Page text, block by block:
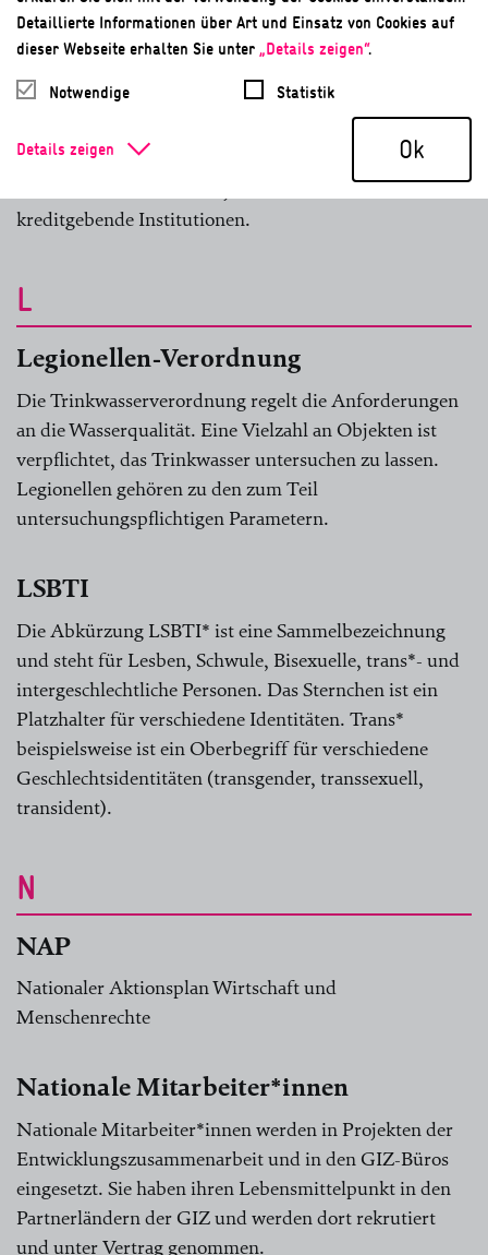
K
Im Finanzwesen die gemeinsame Mitfinanzierung einer
Investition oder eines Projekts durch mindestens zwei
kreditgebende Institutionen.
L
Legionellen-Verordnung
Die Trinkwasserverordnung regelt die Anforderungen
an die Wasserqualität. Eine Vielzahl an Objekten ist
verpflichtet, das Trinkwasser untersuchen zu lassen.
Legionellen gehören zu den zum Teil
untersuchungspflichtigen Parametern.
LSBTI
Die Abkürzung LSBTI* ist eine Sammelbezeichnung
und steht für Lesben, Schwule, Bisexuelle, trans*- und
intergeschlechtliche Personen. Das Sternchen ist ein
Platzhalter für verschiedene Identitäten. Trans*
beispielsweise ist ein Oberbegriff für verschiedene
Geschlechtsidentitäten (transgender, transsexuell,
transident).
N
NAP
Nationaler Aktionsplan Wirtschaft und
Menschenrechte
Nationale Mitarbeiter*innen
Nationale Mitarbeiter*innen werden in Projekten der
Entwicklungszusammenarbeit und in den GIZ-Büros
eingesetzt. Sie haben ihren Lebensmittelpunkt in den
Partnerländern der GIZ und werden dort rekrutiert
und unter Vertrag genommen.
Detaillierte Informationen über Art und Einsatz von Cookies auf
dieser Webseite erhalten Sie unter„Details zeigen“.
Notwendige
Statistik
Details zeigen Ok